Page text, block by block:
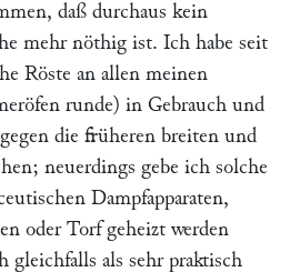
daß durchaus kein
mehr nöthig ist. Ich habe seit
Röste an allen meinen
runde) in Gebrauch und
die früheren breiten und
neuerdings gebe ich solche
Dampfapparaten,
oder Torf geheizt werden
gleichfalls als sehr praktisch